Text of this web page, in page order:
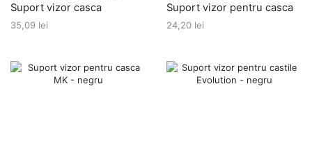
Suport vizor casca
35,09 lei
Suport vizor pentru casca
24,20 lei